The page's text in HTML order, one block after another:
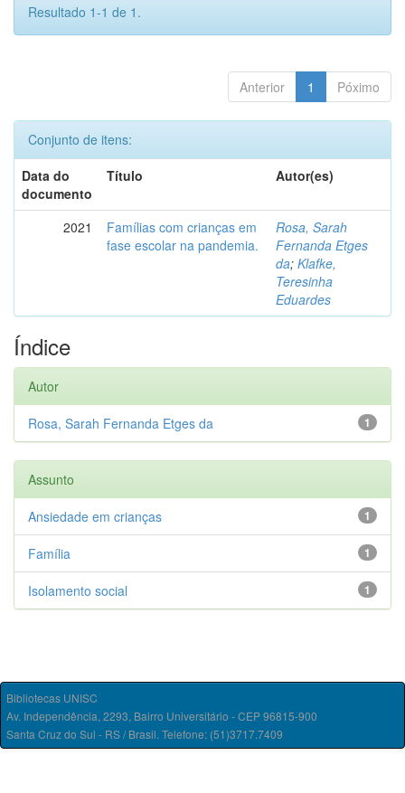
Resultado 1-1 de 1.
Anterior 1 Póximo
Conjunto de itens:
Data do
documento
Título Autor(es)
2021
Famílias com crianças em
fase escolar na pandemia.
Rosa, Sarah
Fernanda Etges
da; Klafke,
Teresinha
Eduardes
Índice
Autor
1
Rosa, Sarah Fernanda Etges da
Assunto
1
Ansiedade em crianças
1
Família
1
Isolamento social
Bibliotecas UNISC
Av. Independência, 2293, Bairro Universitário - CEP 96815-900
Santa Cruz do Sul - RS / Brasil. Telefone: (51)3717.7409